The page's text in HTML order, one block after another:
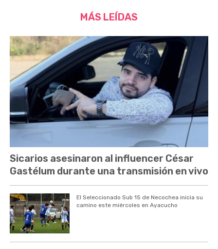
MÁS LEÍDAS
Sicarios asesinaron al influencer César
Gastélum durante una transmisión en vivo
El Seleccionado Sub 15 de Necochea inicia su
camino este miércoles en Ayacucho